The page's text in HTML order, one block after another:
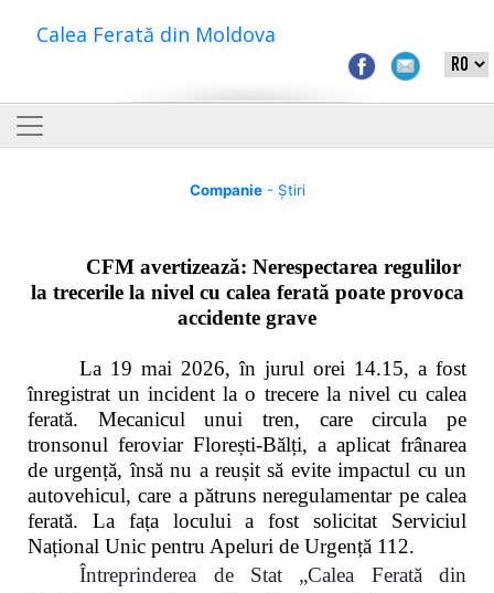
Calea Ferată din Moldova
Companie- Știri
CFM avertizează: Nerespectarea regulilor
la trecerile la nivel cu calea ferată poate provoca
accidente grave
La 19 mai 2026, în jurul orei 14.15, a fost
înregistrat un incident la o trecere la nivel cu calea
ferată. Mecanicul unui tren, care circula pe
tronsonul feroviar Florești-Bălți, a aplicat frânarea
de urgență, însă nu a reușit să evite impactul cu un
autovehicul, care a pătruns neregulamentar pe calea
ferată. La fața locului a fost solicitat Serviciul
Național Unic pentru Apeluri de Urgență 112.
Întreprinderea de Stat „Calea Ferată din